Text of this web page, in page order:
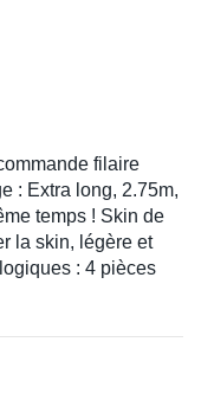
filaire
: Extra long, 2.75m,
temps ! Skin de
la skin, légère et
: 4 pièces